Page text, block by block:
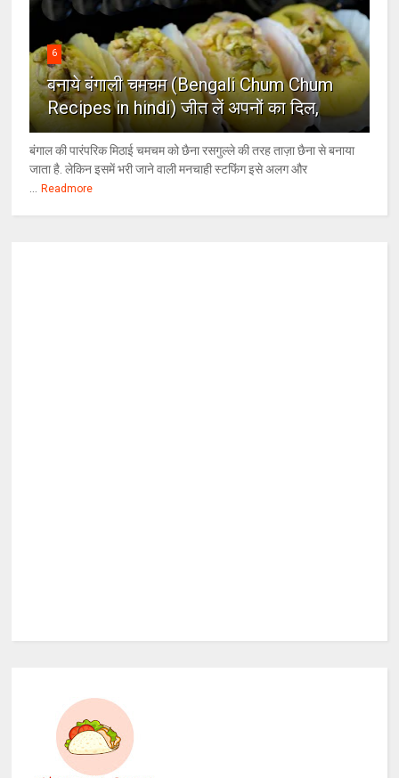
6
बनाये बंगाली चमचम (Bengali Chum Chum
Recipes in hindi) जीत लें अपनों का दिल,
बंगाल की पारंपरिक मिठाई चमचम को छैना रसगुल्ले की तरह ताज़ा छैना से बनाया
जाता है. लेकिन इसमें भरी जाने वाली मनचाही स्टफिंग इसे अलग और
... Readmore